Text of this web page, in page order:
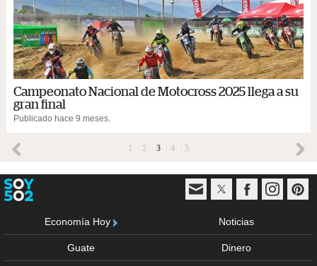
Campeonato Nacional de Motocross 2025 llega a su
gran final
Publicado hace 9 meses.
1 2 3 4 5
Economía Hoy Noticias
Guate Dinero